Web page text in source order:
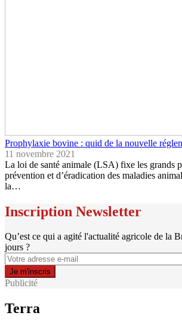
Prophylaxie bovine : quid de la nouvelle
11 novembre 2021
La loi de santé animale (LSA) fixe les grands
prévention et d’éradication des maladies
la…
Inscription Newsletter
Qu’est ce qui a agité l'actualité agricole de la
jours ?
Publicité
Terra